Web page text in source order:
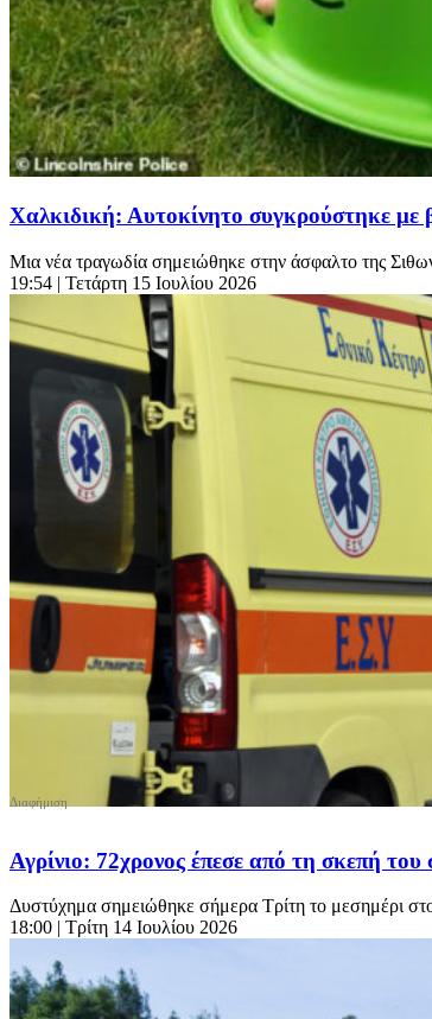
Χαλκιδική: Αυτοκίνητο συγκρούστηκε με
Μια νέα τραγωδία σημειώθηκε στην άσφαλτο της
19:54 | Τετάρτη 15 Ιουλίου 2026
Αγρίνιο: 72χρονος έπεσε από τη σκεπή
Δυστύχημα σημειώθηκε σήμερα Τρίτη το μεσημέρι
18:00 | Τρίτη 14 Ιουλίου 2026